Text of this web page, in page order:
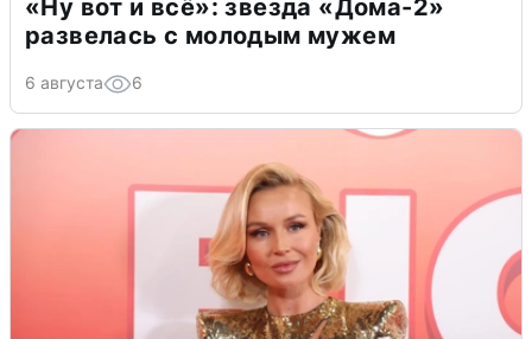
«Ну вот и всё»: звезда «Дома-2»
развелась с молодым мужем
6 августа 6